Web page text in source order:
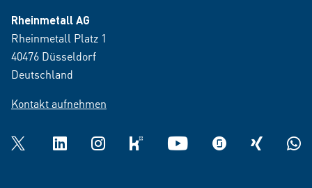
Rheinmetall AG
Rheinmetall Platz 1
40476 Düsseldorf
Deutschland
Kontakt aufnehmen
Twitter LinkedInInstagramkununu YouTube glassdoorXING